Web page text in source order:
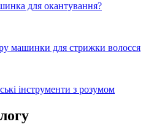
для окантування?
машинки для стрижки волосся
інструменти з розумом